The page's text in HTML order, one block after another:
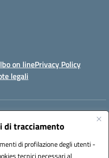
di tracciamento
di profilazione degli utenti -
tecnici necessari al
on linePrivacy Policy
legali